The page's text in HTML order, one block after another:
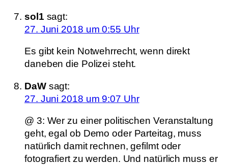
sol1 sagt:
27. Juni 2018 um 0:55 Uhr
Es gibt kein Notwehrrecht, wenn direkt
daneben die Polizei steht.
DaW sagt:
27. Juni 2018 um 9:07 Uhr
@ 3: Wer zu einer politischen Veranstaltung
geht, egal ob Demo oder Parteitag, muss
natürlich damit rechnen, gefilmt oder
fotografiert zu werden. Und natürlich muss er